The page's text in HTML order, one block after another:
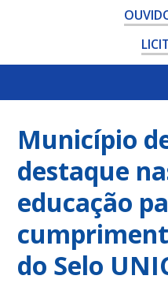
Município
destaque
educação
do Selo